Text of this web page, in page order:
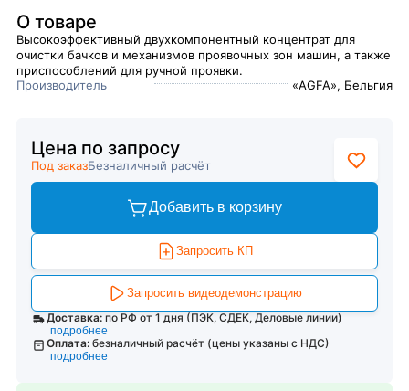
О товаре
Высокоэффективный двухкомпонентный концентрат для
очистки бачков и механизмов проявочных зон машин, а также
приспособлений для ручной проявки.
Производитель
«AGFA», Бельгия
Цена по запросу
Под заказБезналичный расчёт
Добавить в корзину
Запросить КП
Запросить видеодемонстрацию
Доставка: по РФ от 1 дня (ПЭК, СДЕК, Деловые линии)
подробнее
Оплата: безналичный расчёт (цены указаны с НДС)
подробнее